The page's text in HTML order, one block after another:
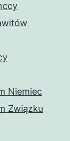
Niemiec
Związku